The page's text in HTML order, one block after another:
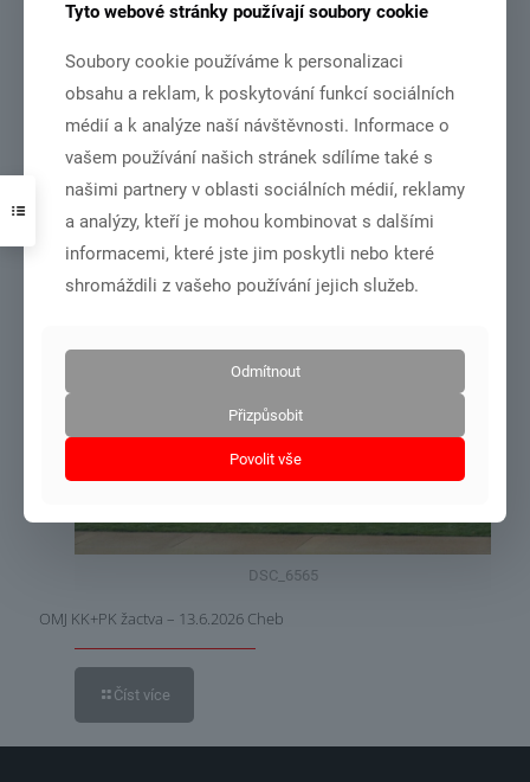
DSC01001
Číst více
DSC_6565
OMJ KK+PK žactva – 13.6.2026 Cheb
Číst více
Tyto webové stránky používají soubory cookie
Soubory cookie používáme k personalizaci
obsahu a reklam, k poskytování funkcí sociálních
médií a k analýze naší návštěvnosti. Informace o
vašem používání našich stránek sdílíme také s
našimi partnery v oblasti sociálních médií, reklamy
a analýzy, kteří je mohou kombinovat s dalšími
informacemi, které jste jim poskytli nebo které
shromáždili z vašeho používání jejich služeb.
Odmítnout
Přizpůsobit
Povolit vše